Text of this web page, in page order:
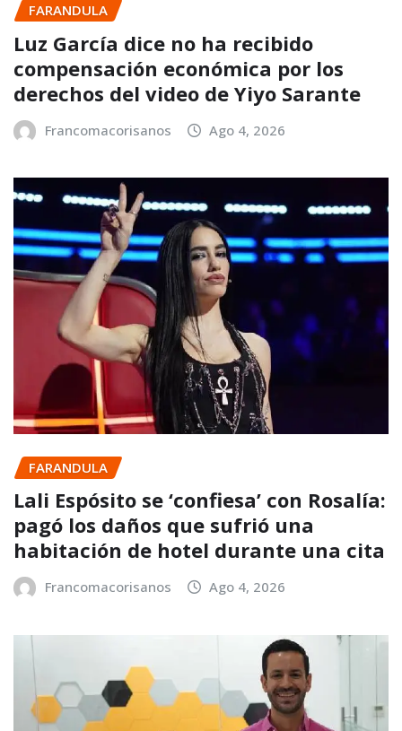
FARANDULA
Luz García dice no ha recibido
compensación económica por los
derechos del video de Yiyo Sarante
Francomacorisanos Ago 4, 2026
FARANDULA
Lali Espósito se ‘confiesa’ con Rosalía:
pagó los daños que sufrió una
habitación de hotel durante una cita
Francomacorisanos Ago 4, 2026